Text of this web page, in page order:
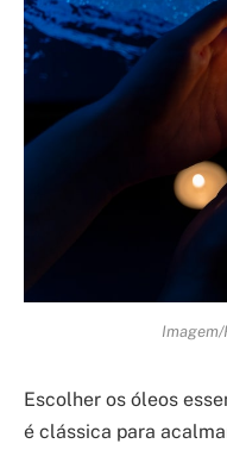
Escolher os óleos
é clássica para